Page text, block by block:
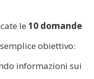
le 10 domande
obiettivo:
informazioni sui